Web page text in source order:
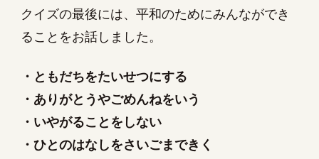
クイズの最後には、平和のためにみんなができ
ることをお話しました。
・ともだちをたいせつにする
・ありがとうやごめんねをいう
・いやがることをしない
・ひとのはなしをさいごまできく